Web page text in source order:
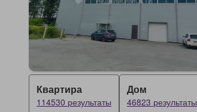
Квартира
114530 результаты
Дом
46823 результаты